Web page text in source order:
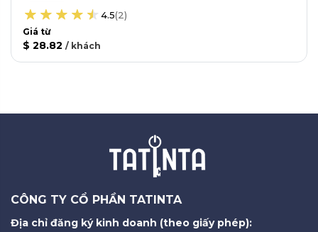
4.5(2)
Giá từ
$ 28.82 / khách
CÔNG TY CỔ PHẦN TATINTA
Địa chỉ đăng ký kinh doanh (theo giấy phép):